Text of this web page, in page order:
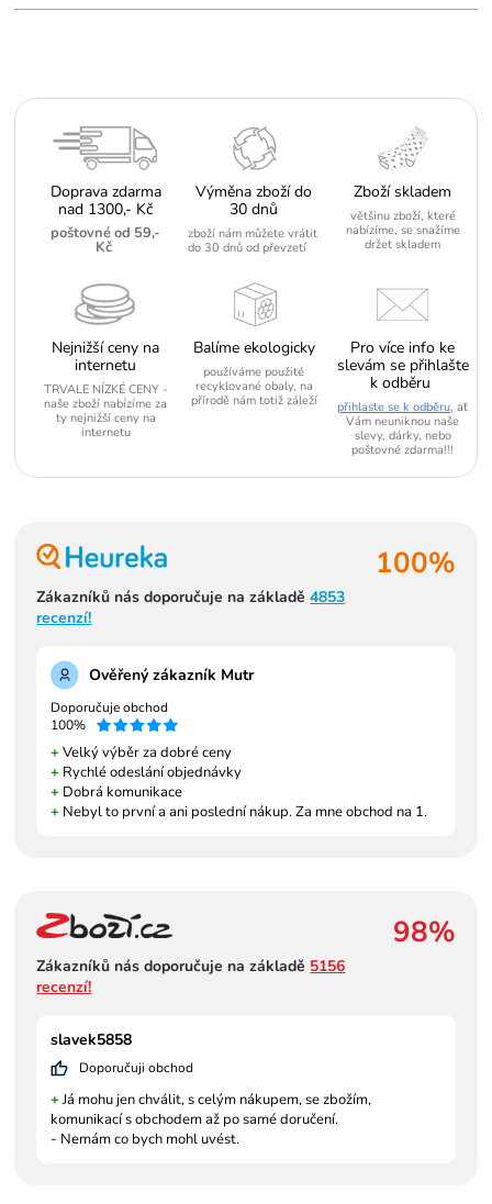
Doprava zdarma
nad 1300,- Kč
poštovné od 59,-
Kč
Výměna zboží do
30 dnů
zboží nám můžete vrátit
do 30 dnů od převzetí
Zboží skladem
většinu zboží, které
nabízíme, se snažíme
držet skladem
Nejnižší ceny na
internetu
TRVALE NÍZKÉ CENY -
naše zboží nabízíme za
ty nejnižší ceny na
internetu
Balíme ekologicky
používáme použité
recyklované obaly, na
přírodě nám totiž záleží
Pro více info ke
slevám se přihlašte
k odběru
přihlaste se k odběru, ať
Vám neuniknou naše
slevy, dárky, nebo
poštovné zdarma!!!
100%
Zákazníků nás doporučuje na základě4853
recenzí!
Ověřený zákazník Mutr
Doporučuje obchod
100%
+ Velký výběr za dobré ceny
+ Rychlé odeslání objednávky
+ Dobrá komunikace
+ Nebyl to první a ani poslední nákup. Za mne obchod na 1.
98%
Zákazníků nás doporučuje na základě 5156
recenzí!
slavek5858
Doporučuji obchod
+ Já mohu jen chválit, s celým nákupem, se zbožím,
komunikací s obchodem až po samé doručení.
- Nemám co bych mohl uvést.